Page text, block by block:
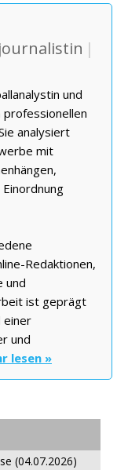
|
und
professionellen
analysiert
mit
Redaktionen,
und
ist geprägt
einer
und
lesen »
(04.07.2026)